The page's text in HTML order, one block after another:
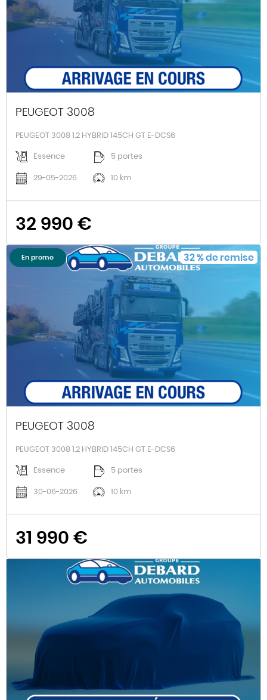
PEUGEOT 3008
PEUGEOT 3008 1.2 HYBRID 145CH GT E-DCS6
Essence 5 portes
29-05-2026 10 km
32 990 €
En promo 32%de remise
PEUGEOT 3008
PEUGEOT 3008 1.2 HYBRID 145CH GT E-DCS6
Essence 5 portes
30-06-2026 10 km
31 990 €